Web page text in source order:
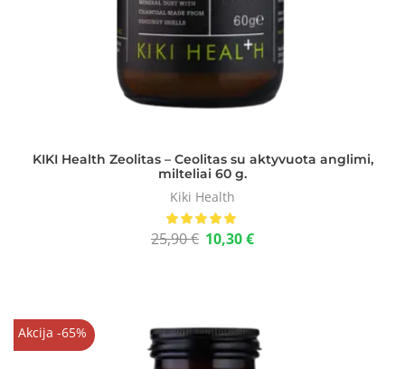
KIKI Health Zeolitas – Ceolitas su aktyvuota anglimi,
milteliai 60 g.
Kiki Health
25,90€ 10,30€
Akcija -65%